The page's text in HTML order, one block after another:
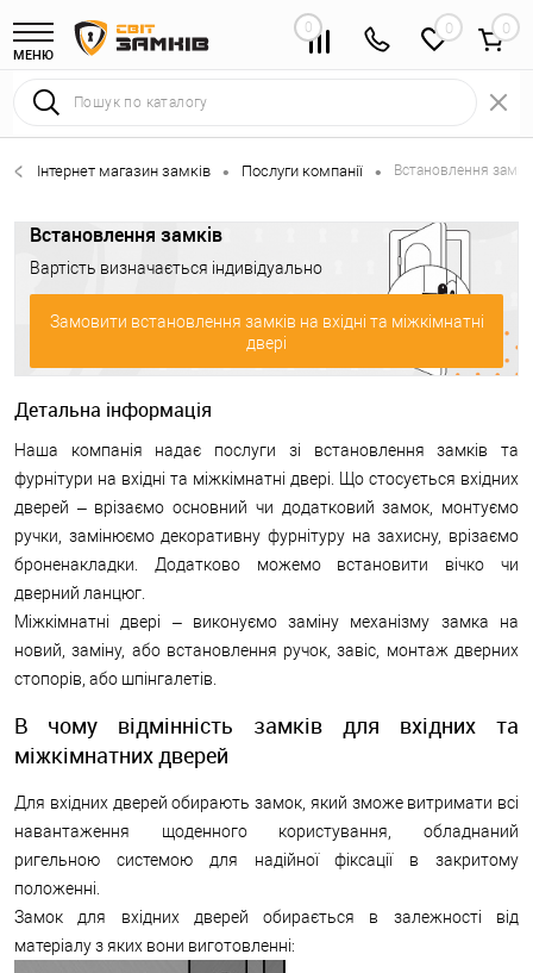
МЕНЮ
0 0
Інтернет магазин замків • Послуги компанії • Встановлення
Встановлення замків
Вартість визначається індивідуально
Замовити встановлення замків на вхідні та міжкімнатні
двері
Детальна інформація
Наша компанія надає послуги зі встановлення замків та
фурнітури на вхідні та міжкімнатні двері. Що стосується вхідних
дверей – врізаємо основний чи додатковий замок, монтуємо
ручки, замінюємо декоративну фурнітуру на захисну, врізаємо
броненакладки. Додатково можемо встановити вічко чи
дверний ланцюг.
Міжкімнатні двері – виконуємо заміну механізму замка на
новий, заміну, або встановлення ручок, завіс, монтаж дверних
стопорів, або шпінгалетів.
В чому відмінність замків для вхідних та
міжкімнатних дверей
Для вхідних дверей обирають замок, який зможе витримати всі
навантаження щоденного користування, обладнаний
ригельною системою для надійної фіксації в закритому
положенні.
Замок для вхідних дверей обирається в залежності від
матеріалу з яких вони виготовленні: